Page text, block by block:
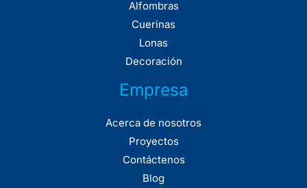
Alfombras
Cuerinas
Lonas
Decoración
Empresa
Acerca de nosotros
Proyectos
Contáctenos
Blog